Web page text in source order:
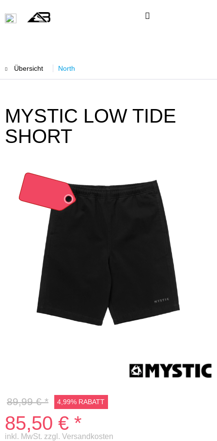
Übersicht North
MYSTIC LOW TIDE
SHORT
85,50 € *
inkl. MwSt. zzgl. Versandkosten
89,99 € * 4,99% RABATT